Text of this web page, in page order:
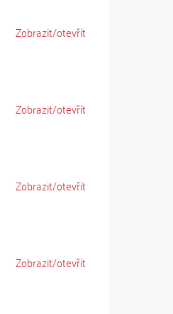
Zobrazit/otevřít
Zobrazit/otevřít
Zobrazit/otevřít
Zobrazit/otevřít